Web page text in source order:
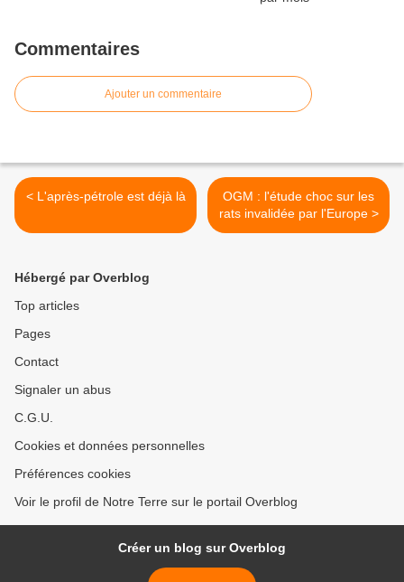
Commentaires
Ajouter un commentaire
< L'après-pétrole est déjà là
OGM : l'étude choc sur les
rats invalidée par l'Europe >
Hébergé par Overblog
Top articles
Pages
Contact
Signaler un abus
C.G.U.
Cookies et données personnelles
Préférences cookies
Voir le profil de Notre Terre sur le portail Overblog
Créer un blog sur Overblog